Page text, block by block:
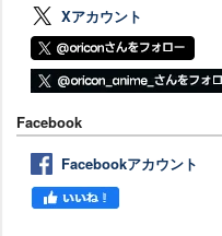
Xアカウント
Facebook
Facebookアカウント